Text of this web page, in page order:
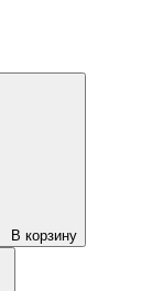
В корзину